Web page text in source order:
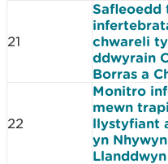
21
Safleoedd
chwareli
ddwyrain
Borras a
22
Monitro
mewn
llystyfiant
yn
Llanddwyn